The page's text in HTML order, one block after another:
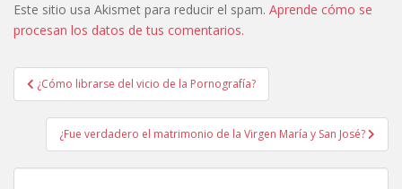
Este sitio usa Akismet para reducir el spam. Aprende cómo se
procesan los datos de tus comentarios.
Navegación
de
entradas
¿Cómo librarse del vicio de la Pornografía?
¿Fue verdadero el matrimonio de la Virgen María y San José?